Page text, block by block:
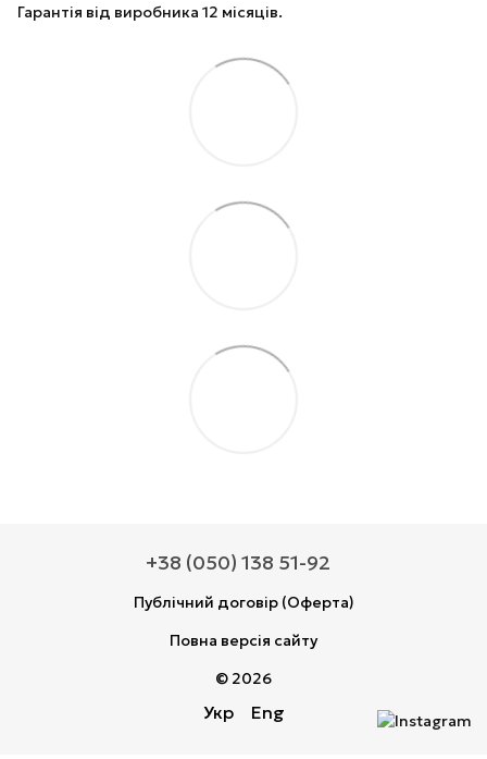
Гарантія від виробника 12 місяців.
+38 (050) 138 51-92
Публічний договір (Оферта)
Повна версія сайту
© 2026
Укр Eng